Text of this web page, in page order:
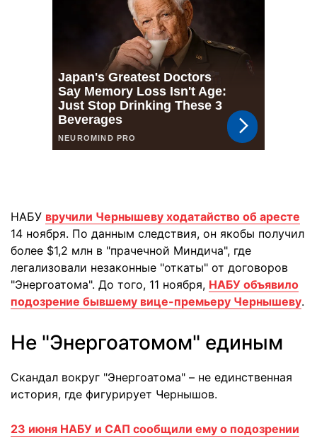
НАБУ вручили Чернышеву ходатайство об аресте
14 ноября. По данным следствия, он якобы получил
более $1,2 млн в "прачечной Миндича", где
легализовали незаконные "откаты" от договоров
"Энергоатома". До того, 11 ноября, НАБУ объявило
подозрение бывшему вице-премьеру Чернышеву.
Не "Энергоатомом" единым
Скандал вокруг "Энергоатома" – не единственная
история, где фигурирует Чернышов.
23 июня НАБУ и САП сообщили ему о подозрении